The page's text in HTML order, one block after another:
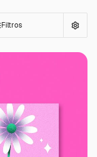
Filtros